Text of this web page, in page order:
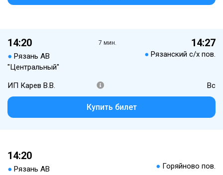
14:20
● Рязань АВ
"Центральный"
7 мин. 14:27
● Рязанский с/х пов.
ИП Карев В.В. Вс
Купить билет
14:20
● Рязань АВ
● Горяйново пов.